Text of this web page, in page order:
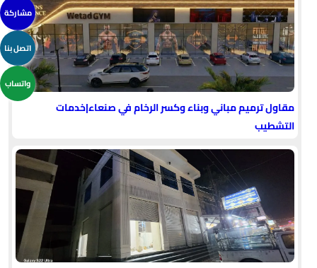
مقاول ترميم مباني وبناء وكسر الرخام في صنعاء|خدمات
التشطيب
مشاركة
اتصل بنا
واتساب